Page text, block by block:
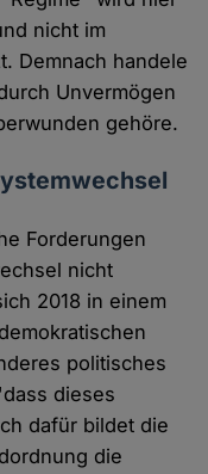
nicht im
Demnach handele
Unvermögen
gehöre.
Forderungen
nicht
2018 in einem
politisches
dieses
dafür bildet die
die